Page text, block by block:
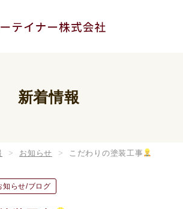
新着情報
お知らせ こだわりの塗装工事
知らせ/ブログ